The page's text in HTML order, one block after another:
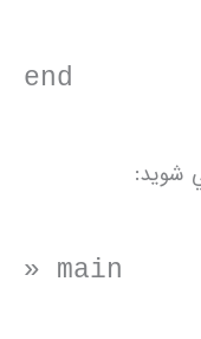
end
شويد:
» main